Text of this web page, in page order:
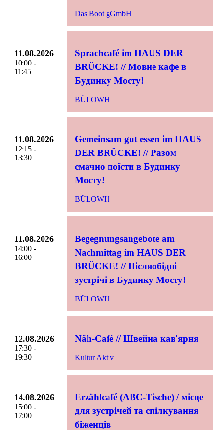
Das Boot gGmbH
11.08.2026
10:00 -
11:45
Sprachcafé im HAUS DER
BRÜCKE! // Мовне кафе в
Будинку Мосту!
BÜLOWH
11.08.2026
12:15 -
13:30
Gemeinsam gut essen im HAUS
DER BRÜCKE! // Разом
смачно поїсти в Будинку
Мосту!
BÜLOWH
11.08.2026
14:00 -
16:00
Begegnungsangebote am
Nachmittag im HAUS DER
BRÜCKE! // Післяобідні
зустрічі в Будинку Мосту!
BÜLOWH
12.08.2026
17:30 -
19:30
Näh-Café // Швейна кав'ярня
Kultur Aktiv
14.08.2026
15:00 -
17:00
Erzählcafé (ABC-Tische) / місце
для зустрічей та спілкування
біженців